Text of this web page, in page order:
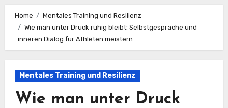
content
Home
Mentales Training und Resilienz
Wie man unter Druck ruhig bleibt: Selbstgespräche und
inneren Dialog für Athleten meistern
Mentales Training und Resilienz
Wie man unter Druck